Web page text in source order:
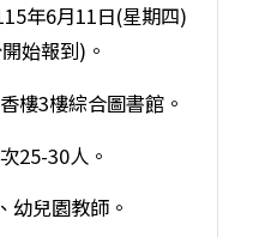
年6月11日(星期四)
始報到)。
樓3樓綜合圖書館。
25-30人。
幼兒園教師。